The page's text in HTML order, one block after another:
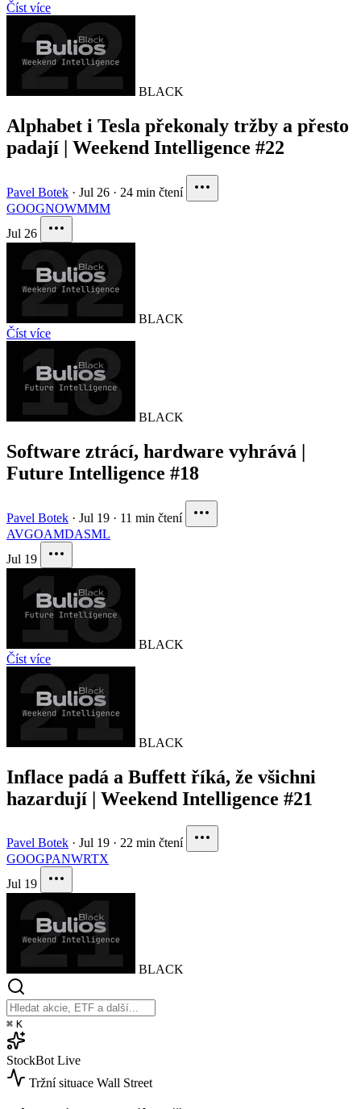
Číst více
BLACK
Alphabet i Tesla překonaly tržby a přesto
padají | Weekend Intelligence #22
Pavel Botek · Jul 26 · 24 min čtení
GOOGNOWMMM
Jul 26
BLACK
Číst více
BLACK
Software ztrácí, hardware vyhrává |
Future Intelligence #18
Pavel Botek · Jul 19 · 11 min čtení
AVGOAMDASML
Jul 19
BLACK
Číst více
BLACK
Inflace padá a Buffett říká, že všichni
hazardují | Weekend Intelligence #21
Pavel Botek · Jul 19 · 22 min čtení
GOOGPANWRTX
Jul 19
BLACK
⌘ K
StockBot Live
Tržní situace Wall Street